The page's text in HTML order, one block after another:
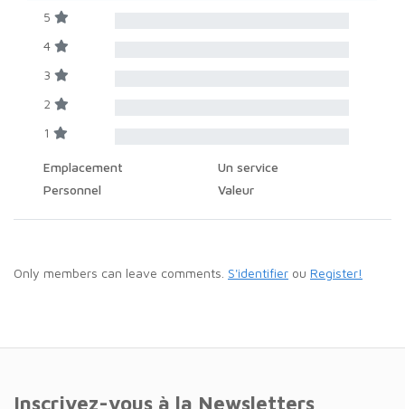
5
4
3
2
1
Emplacement
Un service
Personnel
Valeur
Only members can leave comments. S'identifier ou Register!
Inscrivez-vous à la Newsletters